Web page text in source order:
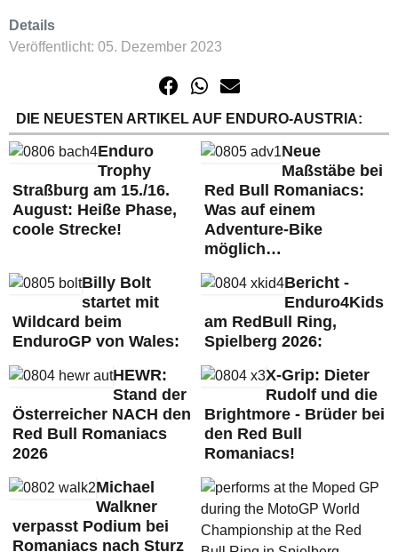
Details
Veröffentlicht: 05. Dezember 2023
DIE NEUESTEN ARTIKEL AUF ENDURO-AUSTRIA:
Enduro
Trophy
Straßburg am 15./16.
August: Heiße Phase,
coole Strecke!
Neue
Maßstäbe bei
Red Bull Romaniacs:
Was auf einem
Adventure-Bike
möglich…
Billy Bolt
startet mit
Wildcard beim
EnduroGP von Wales:
Bericht -
Enduro4Kids
am RedBull Ring,
Spielberg 2026:
HEWR:
Stand der
Österreicher NACH den
Red Bull Romaniacs
2026
X-Grip: Dieter
Rudolf und die
Brightmore - Brüder bei
den Red Bull
Romaniacs!
Michael
Walkner
verpasst Podium bei
Romaniacs nach Sturz